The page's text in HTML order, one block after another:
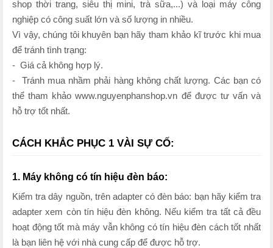
shop thời trang, siêu thị mini, trà sữa,...) và loại máy công
nghiệp có công suất lớn và số lượng in nhiều.
Vì vậy, chúng tôi khuyên bạn hãy tham khảo kĩ trước khi mua
để tránh tình trạng:
- Giá cả không hợp lý.
- Tránh mua nhầm phải hàng không chất lượng. Các bạn có
thể tham khảo www.nguyenphanshop.vn để được tư vấn và
hỗ trợ tốt nhất.
CÁCH KHẮC PHỤC 1 VÀI SỰ CỐ:
1. Máy không có tín hiệu đèn báo:
Kiểm tra dây nguồn, trên adapter có đèn báo: bạn hãy kiểm tra
adapter xem còn tín hiệu đèn không. Nếu kiểm tra tất cả đều
hoạt động tốt mà máy vẫn không có tín hiệu đèn cách tốt nhất
là bạn liên hệ với nhà cung cấp để được hỗ trợ.